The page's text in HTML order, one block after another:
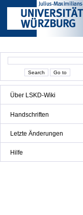
Über LSKD-Wiki
Handschriften
Letzte Änderungen
Hilfe